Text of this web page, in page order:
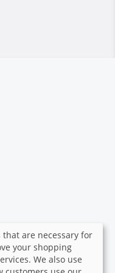
are necessary for
your shopping
We also use